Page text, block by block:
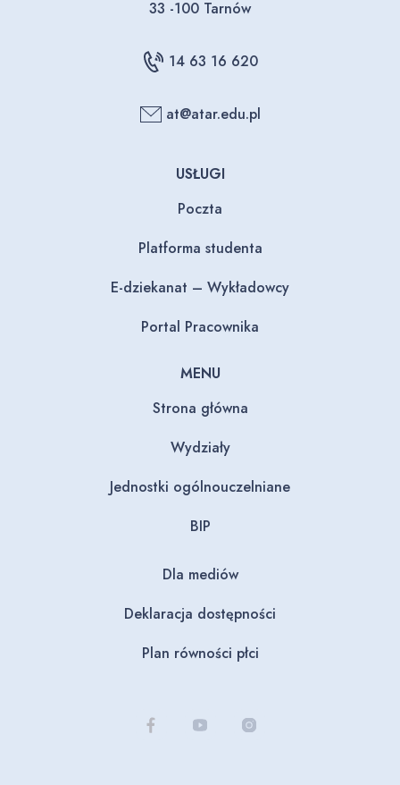
33 -100 Tarnów
14 63 16 620
at@atar.edu.pl
USŁUGI
Poczta
Platforma studenta
E-dziekanat – Wykładowcy
Portal Pracownika
MENU
Strona główna
Wydziały
Jednostki ogólnouczelniane
BIP
Dla mediów
Deklaracja dostępności
Plan równości płci